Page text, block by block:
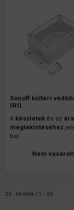
Sonoff kültéri
(R1)
A készletek és az
megtekintéséhez
be!
Nem
25 termék 1 25